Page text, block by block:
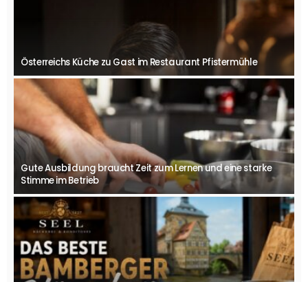
Österreichs Küche zu Gast im Restaurant Pfistermühle
Gute Ausbildung braucht Zeit zum Lernen und eine starke
Stimme im Betrieb